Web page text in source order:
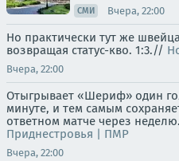
СМИ Вчера, 22:00
Но практически тут же
возвращая статус-кво. 1:3.//
Вчера, 22:00
Отыгрывает «Шериф» один
минуте, и тем самым
ответном матче через
Приднестровья | ПМР
Вчера, 22:00